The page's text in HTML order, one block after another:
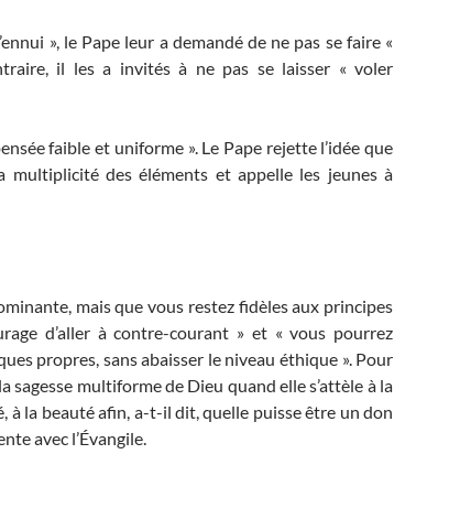
», le Pape leur a demandé de ne pas se faire «
il les a invités à ne pas se laisser « voler
faible et uniforme ». Le Pape rejette l’idée que
des éléments et appelle les jeunes à
mais que vous restez fidèles aux principes
d’aller à contre-courant » et « vous pourrez
propres, sans abaisser le niveau éthique ». Pour
multiforme de Dieu quand elle s’attèle à la
la beauté afin, a-t-il dit, quelle puisse être un don
avec l’Évangile.